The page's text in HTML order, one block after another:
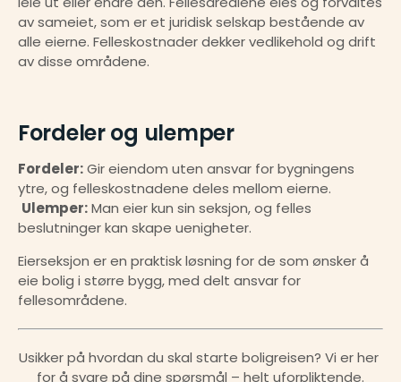
av sameiet, som er et juridisk selskap bestående av
alle eierne. Felleskostnader dekker vedlikehold og drift
av disse områdene.
Fordeler og ulemper
Fordeler: Gir eiendom uten ansvar for bygningens
ytre, og felleskostnadene deles mellom eierne.
Ulemper: Man eier kun sin seksjon, og felles
beslutninger kan skape uenigheter.
Eierseksjon er en praktisk løsning for de som ønsker å
eie bolig i større bygg, med delt ansvar for
fellesområdene.
Usikker på hvordan du skal starte boligreisen? Vi er her
for å svare på dine spørsmål – helt uforpliktende.